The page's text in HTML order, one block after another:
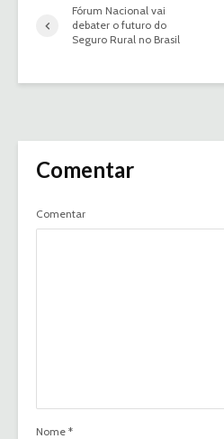
Fórum Nacional vai
debater o futuro do
Seguro Rural no Brasil
Comentar
Comentar
Nome *